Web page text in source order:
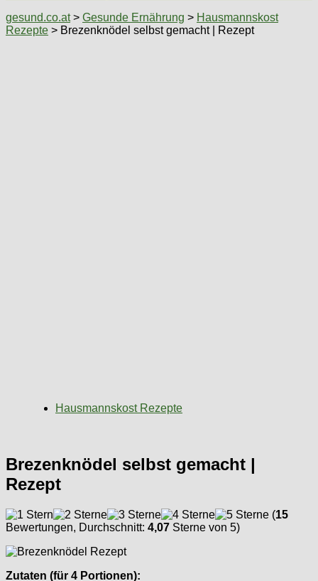
gesund.co.at> Gesunde Ernährung > Hausmannskost
Rezepte > Brezenknödel selbst gemacht | Rezept
Hausmannskost Rezepte
Brezenknödel selbst gemacht |
Rezept
(15
Bewertungen, Durchschnitt: 4,07 Sterne von 5)
Zutaten (für 4 Portionen):